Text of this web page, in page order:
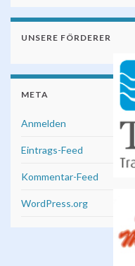
UNSERE FÖRDERER
META
Anmelden
Eintrags-Feed
Kommentar-Feed
WordPress.org